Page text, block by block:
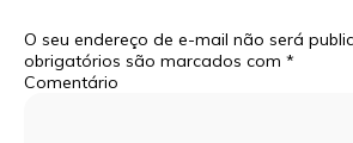
O seu endereço de e-mail não será
obrigatórios são marcados com *
Comentário